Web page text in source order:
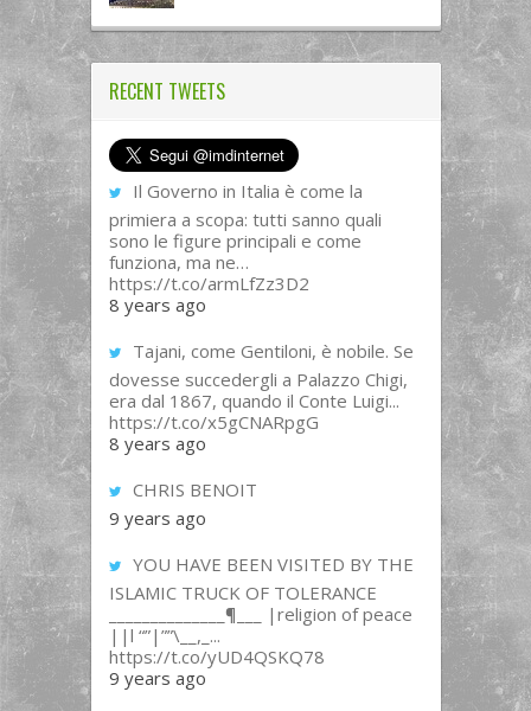
RECENT TWEETS
Il Governo in Italia è come la
primiera a scopa: tutti sanno quali
sono le figure principali e come
funziona, ma ne…
https://t.co/armLfZz3D2
8 years ago
Tajani, come Gentiloni, è nobile. Se
dovesse succedergli a Palazzo Chigi,
era dal 1867, quando il Conte Luigi...
https://t.co/x5gCNARpgG
8 years ago
CHRIS BENOIT
9 years ago
YOU HAVE BEEN VISITED BY THE
ISLAMIC TRUCK OF TOLERANCE
______________¶___ |religion of peace
||l “”|””\__,_...
https://t.co/yUD4QSKQ78
9 years ago